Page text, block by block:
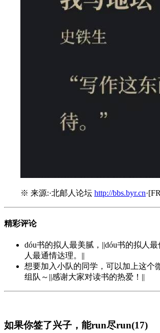
※ 来源:·北邮人论坛 http://bbs.byr.cn
精彩评论
dóu书的拟人最美腻，||dóu书的拟人
人最通情达理。||
想要加入小队的同学，可以加上这个
组队～||感谢大家对读书的热爱！||
如果你签了兴子，能run尽run(17)